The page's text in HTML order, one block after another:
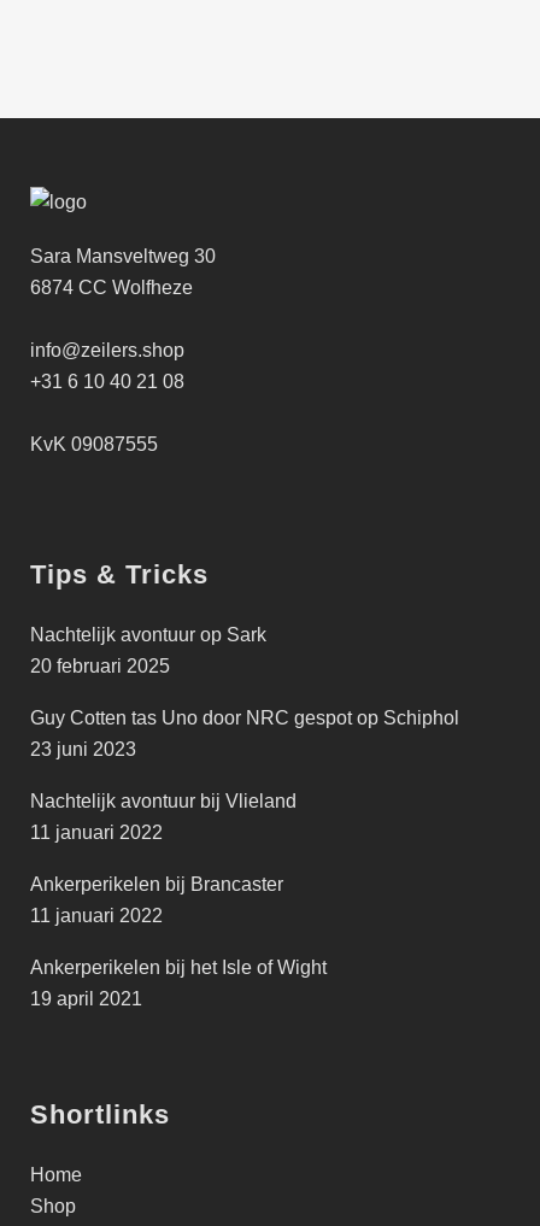
Sara Mansveltweg 30
6874 CC Wolfheze
info@zeilers.shop
+31 6 10 40 21 08
KvK 09087555
Tips & Tricks
Nachtelijk avontuur op Sark
20 februari 2025
Guy Cotten tas Uno door NRC gespot op Schiphol
23 juni 2023
Nachtelijk avontuur bij Vlieland
11 januari 2022
Ankerperikelen bij Brancaster
11 januari 2022
Ankerperikelen bij het Isle of Wight
19 april 2021
Shortlinks
Home
Shop